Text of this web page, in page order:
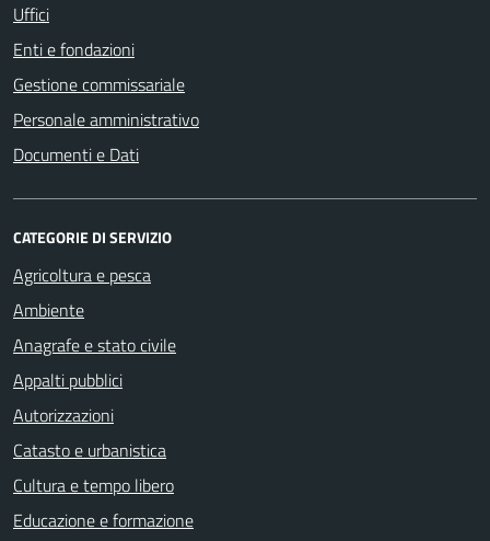
Uffici
Enti e fondazioni
Gestione commissariale
Personale amministrativo
Documenti e Dati
CATEGORIE DI SERVIZIO
Agricoltura e pesca
Ambiente
Anagrafe e stato civile
Appalti pubblici
Autorizzazioni
Catasto e urbanistica
Cultura e tempo libero
Educazione e formazione